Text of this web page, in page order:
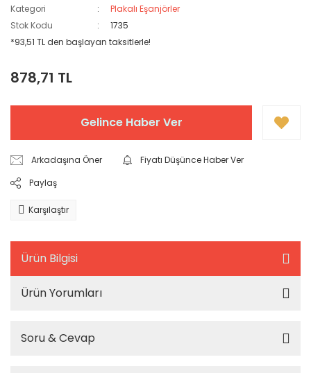
Kategori
Plakalı Eşanjörler
Stok Kodu
1735
*93,51 TL den başlayan taksitlerle!
878,71 TL
Gelince Haber Ver
Arkadaşına Öner
Fiyatı Düşünce Haber Ver
Paylaş
Karşılaştır
Ürün Bilgisi
Ürün Yorumları
Soru & Cevap